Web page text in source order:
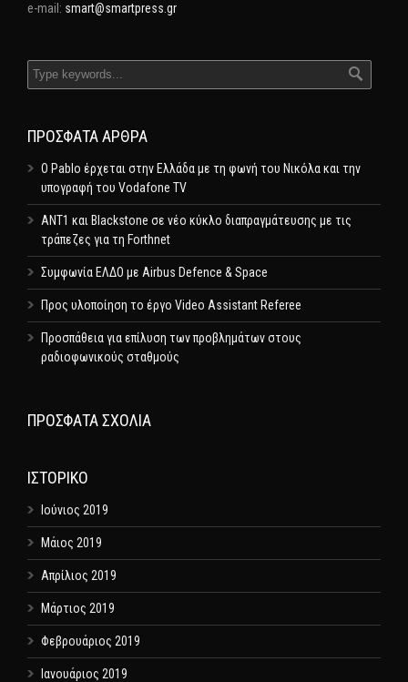
e-mail: smart@smartpress.gr
ΠΡΌΣΦΑΤΑ ΆΡΘΡΑ
Ο Pablo έρχεται στην Ελλάδα με τη φωνή του Νικόλα και την
υπογραφή του Vodafone TV
ΑΝΤ1 και Blackstone σε νέο κύκλο διαπραγμάτευσης με τις
τράπεζες για τη Forthnet
Συμφωνία ΕΛΔΟ με Airbus Defence & Space
Προς υλοποίηση το έργο Video Assistant Referee
Προσπάθεια για επίλυση των προβλημάτων στους
ραδιοφωνικούς σταθμούς
ΠΡΌΣΦΑΤΑ ΣΧΌΛΙΑ
ΙΣΤΟΡΙΚΌ
Ιούνιος 2019
Μάιος 2019
Απρίλιος 2019
Μάρτιος 2019
Φεβρουάριος 2019
Ιανουάριος 2019